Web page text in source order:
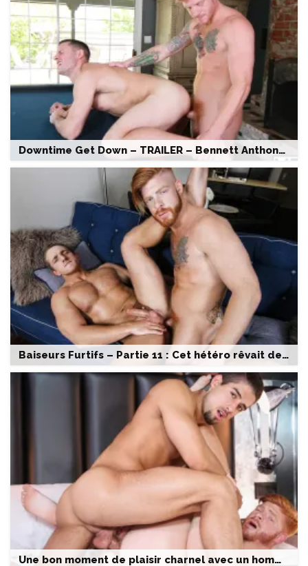
Downtime Get Down – TRAILER – Bennett Anthony | Brenner Bolton – DMH – Drill My Hole
Baiseurs Furtifs – Partie 11 : Cet hétéro rêvait de se prendre un gode dans le cul
Une bon moment de plaisir charnel avec un homme roux